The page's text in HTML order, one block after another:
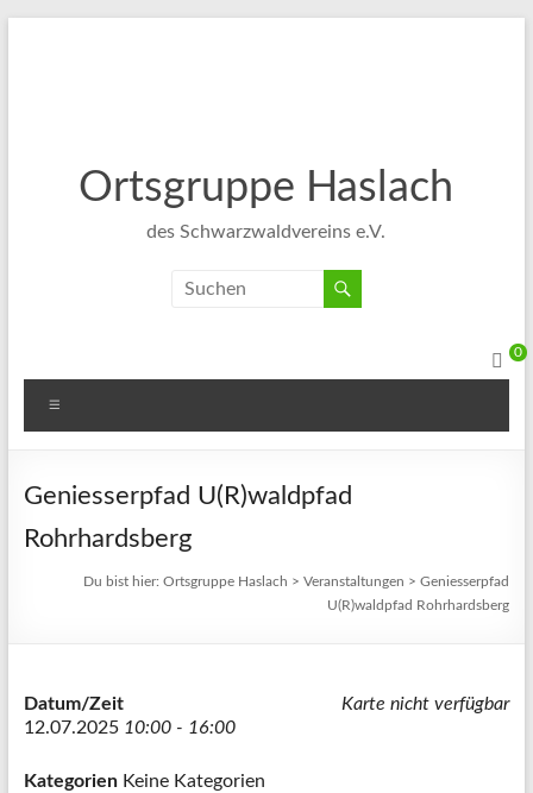
Ortsgruppe Haslach
des Schwarzwaldvereins e.V.
0
Geniesserpfad U(R)waldpfad
Rohrhardsberg
Du bist hier:Ortsgruppe Haslach >Veranstaltungen >Geniesserpfad
U(R)waldpfad Rohrhardsberg
Karte nicht verfügbar
Datum/Zeit
12.07.2025 10:00 - 16:00
KategorienKeine Kategorien